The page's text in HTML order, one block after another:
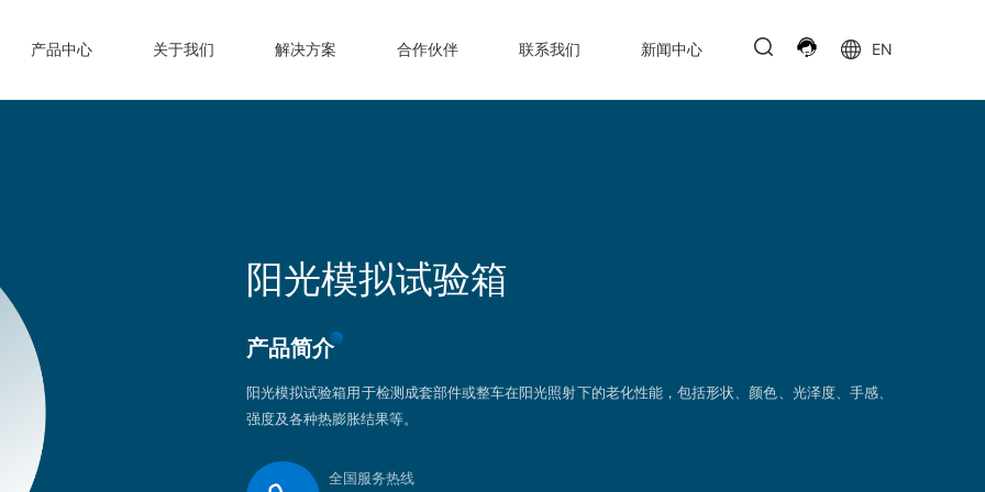
产品中心 关于我们 解决方案 合作伙伴 联系我们 新闻中心 EN
阳光模拟试验箱
产品简介
阳光模拟试验箱用于检测成套部件或整车在阳光照射下的老化性能，包括形状、颜色、光泽度、手感、
强度及各种热膨胀结果等。
全国服务热线